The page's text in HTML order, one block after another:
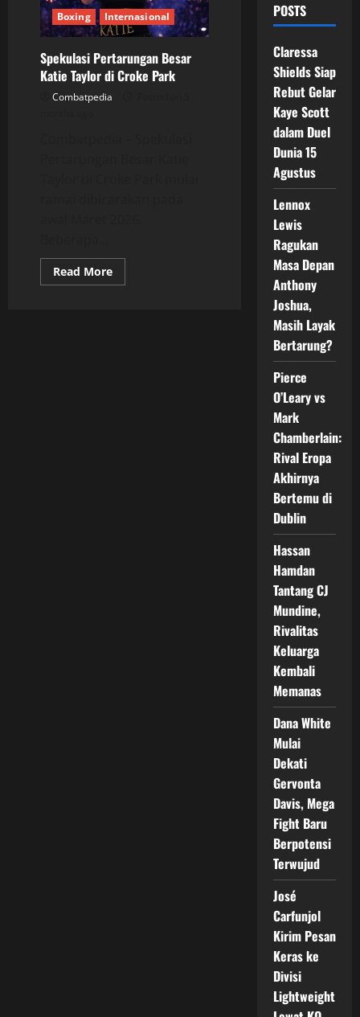
Boxing Internasional
Spekulasi Pertarungan Besar
Katie Taylor di Croke Park
Combatpedia
Read MoreRead
more
POSTS
Claressa
Shields Siap
Rebut Gelar
Kaye Scott
dalam Duel
Dunia 15
Agustus
Lennox
Lewis
Ragukan
Masa Depan
Anthony
Joshua,
Masih Layak
Bertarung?
Pierce
O’Leary vs
Mark
Chamberlain:
Rival Eropa
Akhirnya
Bertemu di
Dublin
Hassan
Hamdan
Tantang CJ
Mundine,
Rivalitas
Keluarga
Kembali
Memanas
Dana White
Mulai
Dekati
Gervonta
Davis, Mega
Fight Baru
Berpotensi
Terwujud
José
Carfunjol
Kirim Pesan
Keras ke
Divisi
Lightweight